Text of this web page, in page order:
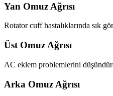
Yan Omuz Ağrısı
Rotator cuff hastalıklarında sık
Üst Omuz Ağrısı
AC eklem problemlerini
Arka Omuz Ağrısı